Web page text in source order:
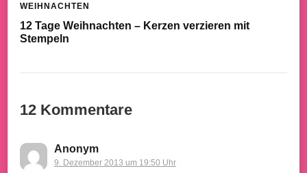
WEIHNACHTEN
12 Tage Weihnachten – Kerzen verzieren mit
Stempeln
12 Kommentare
Anonym
9. Dezember 2013 um 19:50 Uhr